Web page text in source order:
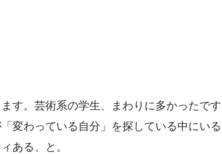
す。芸術系の学生、まわりに多かったです
変わっている自分」を探している中にいる
ある、と。